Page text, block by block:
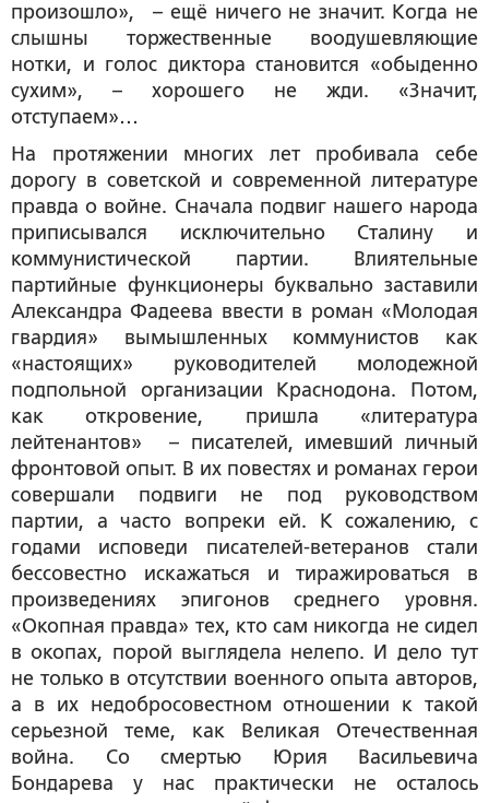
произошло», – ещё ничего не значит. Когда не
слышны торжественные воодушевляющие
нотки, и голос диктора становится «обыденно
сухим», – хорошего не жди. «Значит,
отступаем»…
На протяжении многих лет пробивала себе
дорогу в советской и современной литературе
правда о войне. Сначала подвиг нашего народа
приписывался исключительно Сталину и
коммунистической партии. Влиятельные
партийные функционеры буквально заставили
Александра Фадеева ввести в роман «Молодая
гвардия» вымышленных коммунистов как
«настоящих» руководителей молодежной
подпольной организации Краснодона. Потом,
как откровение, пришла «литература
лейтенантов» – писателей, имевший личный
фронтовой опыт. В их повестях и романах герои
совершали подвиги не под руководством
партии, а часто вопреки ей. К сожалению, с
годами исповеди писателей-ветеранов стали
бессовестно искажаться и тиражироваться в
произведениях эпигонов среднего уровня.
«Окопная правда» тех, кто сам никогда не сидел
в окопах, порой выглядела нелепо. И дело тут
не только в отсутствии военного опыта авторов,
а в их недобросовестном отношении к такой
серьезной теме, как Великая Отечественная
война. Со смертью Юрия Васильевича
Бондарева у нас практически не осталось